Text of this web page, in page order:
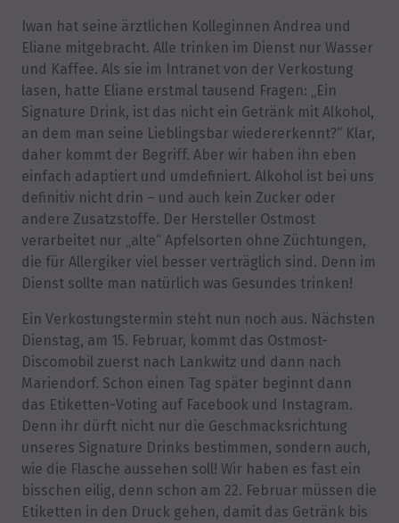
Iwan hat seine ärztlichen Kolleginnen Andrea und
Eliane mitgebracht. Alle trinken im Dienst nur Wasser
und Kaffee. Als sie im Intranet von der Verkostung
lasen, hatte Eliane erstmal tausend Fragen: „Ein
Signature Drink, ist das nicht ein Getränk mit Alkohol,
an dem man seine Lieblingsbar wiedererkennt?“ Klar,
daher kommt der Begriff. Aber wir haben ihn eben
einfach adaptiert und umdefiniert. Alkohol ist bei uns
definitiv nicht drin – und auch kein Zucker oder
andere Zusatzstoffe. Der Hersteller Ostmost
verarbeitet nur „alte“ Apfelsorten ohne Züchtungen,
die für Allergiker viel besser verträglich sind. Denn im
Dienst sollte man natürlich was Gesundes trinken!
Ein Verkostungstermin steht nun noch aus. Nächsten
Dienstag, am 15. Februar, kommt das Ostmost-
Discomobil zuerst nach Lankwitz und dann nach
Mariendorf. Schon einen Tag später beginnt dann
das Etiketten-Voting auf Facebook und Instagram.
Denn ihr dürft nicht nur die Geschmacksrichtung
unseres Signature Drinks bestimmen, sondern auch,
wie die Flasche aussehen soll! Wir haben es fast ein
bisschen eilig, denn schon am 22. Februar müssen die
Etiketten in den Druck gehen, damit das Getränk bis